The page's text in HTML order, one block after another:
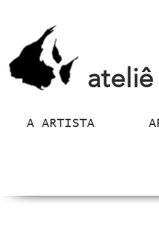
A ARTISTA